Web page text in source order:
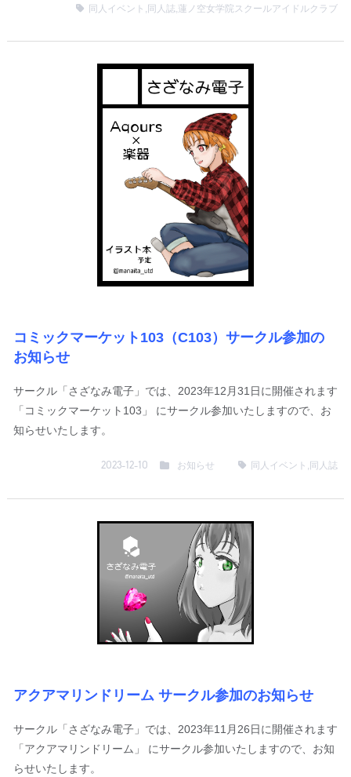
同人イベント , 同人誌,蓮ノ空女学院スクールアイドルクラブ
コミックマーケット103（C103）サークル参加の
お知らせ
サークル「さざなみ電子」では、2023年12月31日に開催されます
「コミックマーケット103」 にサークル参加いたしますので、お
知らせいたします。
2023-12-10 お知らせ 同人イベント , 同人誌
アクアマリンドリーム サークル参加のお知らせ
サークル「さざなみ電子」では、2023年11月26日に開催されます
「アクアマリンドリーム」 にサークル参加いたしますので、お知
らせいたします。